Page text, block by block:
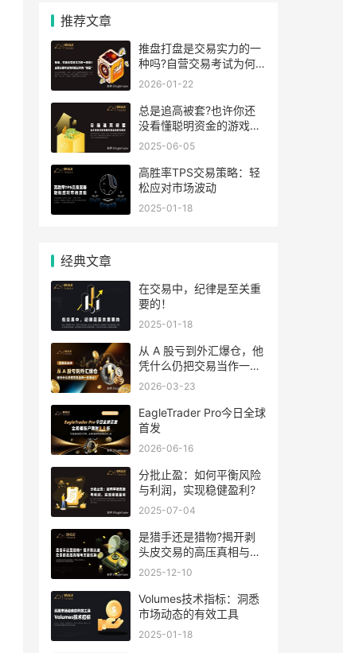
推荐文章
推盘打盘是交易实力的一
种吗?自营交易考试为何
把它列为“禁区”
2026-01-22
总是追高被套?也许你还
没看懂聪明资金的游戏规
则
2025-06-05
​高胜率TPS交易策略：轻
松应对市场波动
2025-01-18
经典文章
​在交易中，纪律是至关重
要的！
2025-01-18
从 A 股亏到外汇爆仓，他
凭什么仍把交易当作一生
事业?
2026-03-23
EagleTrader Pro今日全球
首发
2026-06-16
分批止盈：如何平衡风险
与利润，实现稳健盈利?
2025-07-04
是猎手还是猎物?揭开剥
头皮交易的高压真相与关
键优势
2025-12-10
Volumes技术指标：洞悉
市场动态的有效工具
2025-01-18